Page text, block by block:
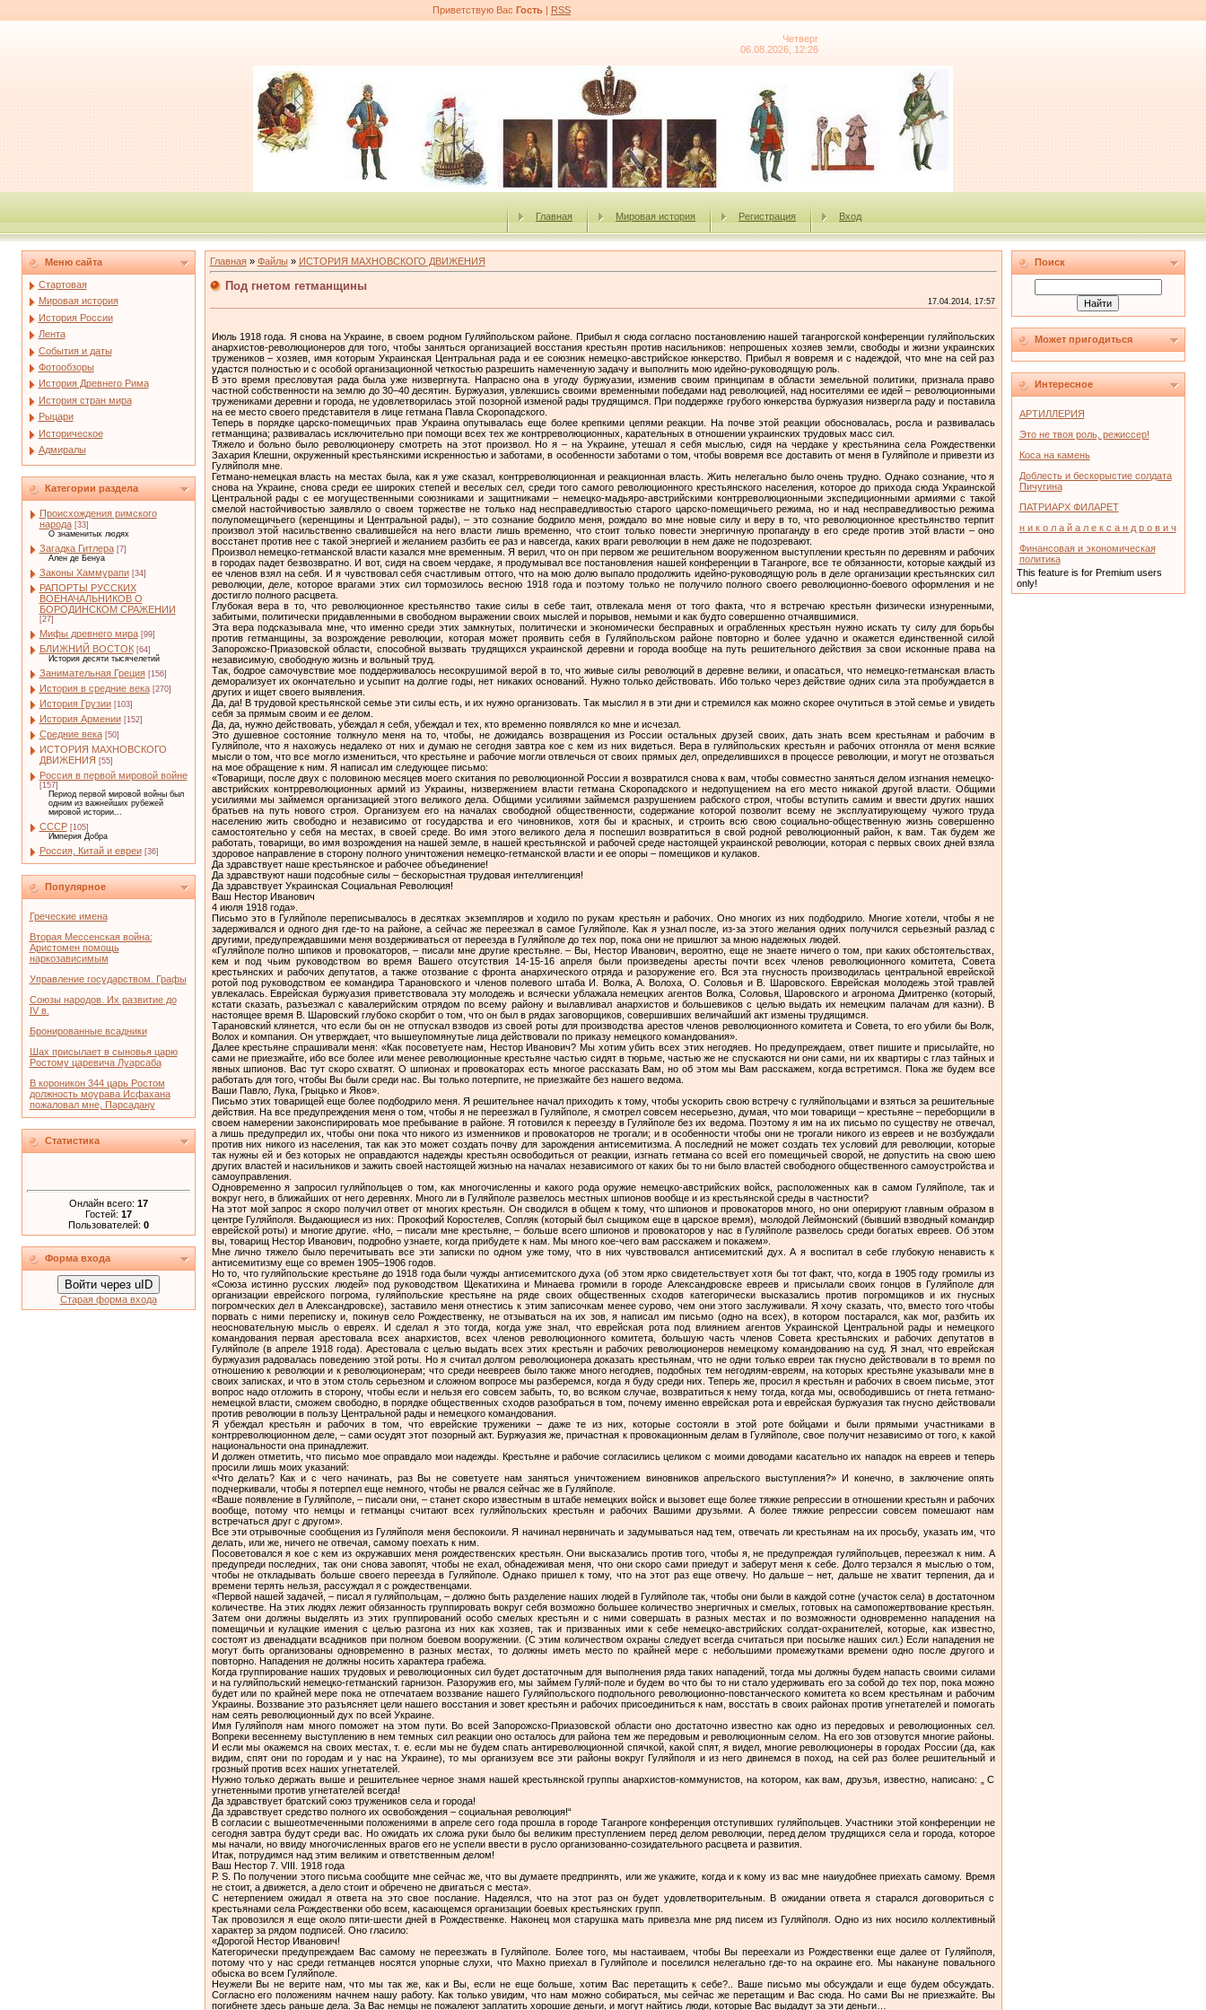
Приветствую Вас Гость | RSS
Четверг
06.08.2026, 12:26
Главная Мировая история Регистрация Вход
Меню сайта
Стартовая
Мировая история
История России
Лента
События и даты
Фотообзоры
История Древнего Рима
История стран мира
Рыцари
Историческое
Адмиралы
Категории раздела
Происхождения римского
народа [33]
О знаменитых людях
Загадка Гитлера [7]
Ален де Бенуа
Законы Хаммурапи [34]
РАПОРТЫ РУССКИХ
ВОЕНАЧАЛЬНИКОВ О
БОРОДИНСКОМ СРАЖЕНИИ
[27]
Мифы древнего мира [99]
БЛИЖНИЙ ВОСТОК [64]
История десяти тысячелетий
Занимательная Греция [156]
История в средние века [270]
История Грузии [103]
История Армении [152]
Средние века [50]
ИСТОРИЯ МАХНОВСКОГО
ДВИЖЕНИЯ [55]
Россия в первой мировой войне
[157]
Период первой мировой войны был
одним из важнейших рубежей
мировой истории...
СССР [105]
Империя Добра
Россия, Китай и евреи [36]
Популярное
Греческие имена
Вторая Мессенская война:
Аристомен помощь
наркозависимым
Управление государством. Графы
Союзы народов. Их развитие до
IV в.
Бронированные всадники
Шах присылает в сыновья царю
Ростому царевича Луарсаба
В короникон 344 царь Ростом
должность моурава Исфахана
пожаловал мне, Парсадану
Статистика
Онлайн всего: 17
Гостей: 17
Пользователей: 0
Форма входа
Войти через uID
Старая форма входа
Главная» Файлы» ИСТОРИЯ МАХНОВСКОГО ДВИЖЕНИЯ
Под гнетом гетманщины
17.04.2014, 17:57
Июль 1918 года. Я снова на Украине, в своем родном Гуляйпольском районе. Прибыл я сюда согласно постановлению нашей таганрогской конференции гуляйпольских
анархистов-революционеров для того, чтобы заняться организацией восстания крестьян против насильников: непрошеных хозяев земли, свободы и жизни украинских
тружеников – хозяев, имя которым Украинская Центральная рада и ее союзник немецко-австрийское юнкерство. Прибыл я вовремя и с надеждой, что мне на сей раз
удастся полностью и с особой организационной четкостью разрешить намеченную задачу и выполнить мою идейно-руководящую роль.
В это время пресловутая рада была уже низвергнута. Напрасно она в угоду буржуазии, изменив своим принципам в области земельной политики, признала право
частной собственности на землю до 30–40 десятин. Буржуазия, увлекшись своими временными победами над революцией, над носителями ее идей – революционными
тружениками деревни и города, не удовлетворилась этой позорной изменой рады трудящимся. При поддержке грубого юнкерства буржуазия низвергла раду и поставила
на ее место своего представителя в лице гетмана Павла Скоропадского.
Теперь в порядке царско-помещичьих прав Украина опутывалась еще более крепкими цепями реакции. На почве этой реакции обосновалась, росла и развивалась
гетманщина; развивалась исключительно при помощи всех тех же контрреволюционных, карательных в отношении украинских трудовых масс сил.
Тяжело и больно было революционеру смотреть на этот произвол. Но я – на Украине, утешал я себя мыслью, сидя на чердаке у крестьянина села Рождественки
Захария Клешни, окруженный крестьянскими искренностью и заботами, в особенности заботами о том, чтобы вовремя все доставить от меня в Гуляйполе и привезти из
Гуляйполя мне.
Гетмано-немецкая власть на местах была, как я уже сказал, контрреволюционная и реакционная власть. Жить нелегально было очень трудно. Однако сознание, что я
снова на Украине, снова среди ее широких степей и веселых сел, среди того самого революционного крестьянского населения, которое до прихода сюда Украинской
Центральной рады с ее могущественными союзниками и защитниками – немецко-мадьяро-австрийскими контрреволюционными экспедиционными армиями с такой
смелой настойчивостью заявляло о своем торжестве не только над несправедливостью старого царско-помещичьего режима, но и над несправедливостью режима
полупомещичьего (керенщины и Центральной рады), – это сознание бодрило меня, рождало во мне новые силу и веру в то, что революционное крестьянство терпит
произвол этой насильственно свалившейся на него власти лишь временно, что стоит только повести энергичную пропаганду в его среде против этой власти – оно
восстанет против нее с такой энергией и желанием разбить ее раз и навсегда, каких враги революции в нем даже не подозревают.
Произвол немецко-гетманской власти казался мне временным. Я верил, что он при первом же решительном вооруженном выступлении крестьян по деревням и рабочих
в городах падет безвозвратно. И вот, сидя на своем чердаке, я продумывал все постановления нашей конференции в Таганроге, все те обязанности, которые каждый из
ее членов взял на себя. И я чувствовал себя счастливым оттого, что на мою долю выпало продолжить идейно-руководящую роль в деле организации крестьянских сил
революции, деле, которое врагами этих сил тормозилось весною 1918 года и поэтому только не получило полного своего революционно-боевого оформления и не
достигло полного расцвета.
Глубокая вера в то, что революционное крестьянство такие силы в себе таит, отвлекала меня от того факта, что я встречаю крестьян физически изнуренными,
забитыми, политически придавленными в свободном выражении своих мыслей и порывов, немыми и как будто совершенно отчаявшимися.
Эта вера подсказывала мне, что именно среди этих замкнутых, политически и экономически бесправных и ограбленных крестьян нужно искать ту силу для борьбы
против гетманщины, за возрождение революции, которая может проявить себя в Гуляйпольском районе повторно и более удачно и окажется единственной силой
Запорожско-Приазовской области, способной вызвать трудящихся украинской деревни и города вообще на путь решительного действия за свои исконные права на
независимую, свободную жизнь и вольный труд.
Так, бодрое самочувствие мое поддерживалось несокрушимой верой в то, что живые силы революций в деревне велики, и опасаться, что немецко-гетманская власть
деморализует их окончательно и усыпит на долгие годы, нет никаких оснований. Нужно только действовать. Ибо только через действие одних сила эта пробуждается в
других и ищет своего выявления.
Да, да! В трудовой крестьянской семье эти силы есть, и их нужно организовать. Так мыслил я в эти дни и стремился как можно скорее очутиться в этой семье и увидеть
себя за прямым своим и ее делом.
Да, да, нужно действовать, убеждал я себя, убеждал и тех, кто временно появлялся ко мне и исчезал.
Это душевное состояние толкнуло меня на то, чтобы, не дожидаясь возвращения из России остальных друзей своих, дать знать всем крестьянам и рабочим в
Гуляйполе, что я нахожусь недалеко от них и думаю не сегодня завтра кое с кем из них видеться. Вера в гуляйпольских крестьян и рабочих отгоняла от меня всякие
мысли о том, что все могло измениться, что крестьяне и рабочие могли отвлечься от своих прямых дел, определившихся в процессе революции, и могут не отозваться
на мое обращение к ним. Я написал им следующее письмо:
«Товарищи, после двух с половиною месяцев моего скитания по революционной России я возвратился снова к вам, чтобы совместно заняться делом изгнания немецко-
австрийских контрреволюционных армий из Украины, низвержением власти гетмана Скоропадского и недопущением на его место никакой другой власти. Общими
усилиями мы займемся организацией этого великого дела. Общими усилиями займемся разрушением рабского строя, чтобы вступить самим и ввести других наших
братьев на путь нового строя. Организуем его на началах свободной общественности, содержание которой позволит всему не эксплуатирующему чужого труда
населению жить свободно и независимо от государства и его чиновников, хотя бы и красных, и строить всю свою социально-общественную жизнь совершенно
самостоятельно у себя на местах, в своей среде. Во имя этого великого дела я поспешил возвратиться в свой родной революционный район, к вам. Так будем же
работать, товарищи, во имя возрождения на нашей земле, в нашей крестьянской и рабочей среде настоящей украинской революции, которая с первых своих дней взяла
здоровое направление в сторону полного уничтожения немецко-гетманской власти и ее опоры – помещиков и кулаков.
Да здравствует наше крестьянское и рабочее объединение!
Да здравствуют наши подсобные силы – бескорыстная трудовая интеллигенция!
Да здравствует Украинская Социальная Революция!
Ваш Нестор Иванович
4 июля 1918 года».
Письмо это в Гуляйполе переписывалось в десятках экземпляров и ходило по рукам крестьян и рабочих. Оно многих из них подбодрило. Многие хотели, чтобы я не
задерживался и одного дня где-то на районе, а сейчас же переезжал в самое Гуляйполе. Как я узнал после, из-за этого желания одних получился серьезный разлад с
другими, предупреждавшими меня воздерживаться от переезда в Гуляйполе до тех пор, пока они не пришлют за мною надежных людей.
«Гуляйполе полно шпиков и провокаторов, – писали мне другие крестьяне. – Вы, Нестор Иванович, вероятно, еще не знаете ничего о том, при каких обстоятельствах,
кем и под чьим руководством во время Вашего отсутствия 14-15-16 апреля были произведены аресты почти всех членов революционного комитета, Совета
крестьянских и рабочих депутатов, а также отозвание с фронта анархического отряда и разоружение его. Вся эта гнусность производилась центральной еврейской
ротой под руководством ее командира Тарановского и членов полевого штаба И. Волка, А. Волоха, О. Соловья и В. Шаровского. Еврейская молодежь этой травлей
увлекалась. Еврейская буржуазия приветствовала эту молодежь и всячески ублажала немецких агентов Волка, Соловья, Шаровского и агронома Дмитренко (который,
кстати сказать, разъезжал с кавалерийским отрядом по всему району и вылавливал анархистов и большевиков с целью выдать их немецким палачам для казни). В
настоящее время В. Шаровский глубоко скорбит о том, что он был в рядах заговорщиков, совершивших величайший акт измены трудящимся.
Тарановский клянется, что если бы он не отпускал взводов из своей роты для производства арестов членов революционного комитета и Совета, то его убили бы Волк,
Волох и компания. Он утверждает, что вышеупомянутые лица действовали по приказу немецкого командования».
Далее крестьяне спрашивали меня: «Как посоветуете нам, Нестор Иванович? Мы хотим убить всех этих негодяев. Но предупреждаем, ответ пишите и присылайте, но
сами не приезжайте, ибо все более или менее революционные крестьяне частью сидят в тюрьме, частью же не спускаются ни они сами, ни их квартиры с глаз тайных и
явных шпионов. Вас тут скоро схватят. О шпионах и провокаторах есть многое рассказать Вам, но об этом мы Вам расскажем, когда встретимся. Пока же будем все
работать для того, чтобы Вы были среди нас. Вы только потерпите, не приезжайте без нашего ведома.
Ваши Павло, Лука, Грыцько и Яков».
Письмо этих товарищей еще более подбодрило меня. Я решительнее начал приходить к тому, чтобы ускорить свою встречу с гуляйпольцами и взяться за решительные
действия. На все предупреждения меня о том, чтобы я не переезжал в Гуляйполе, я смотрел совсем несерьезно, думая, что мои товарищи – крестьяне – переборщили в
своем намерении законспирировать мое пребывание в районе. Я готовился к переезду в Гуляйполе без их ведома. Поэтому я им на их письмо по существу не отвечал,
а лишь предупредил их, чтобы они пока что никого из изменников и провокаторов не трогали; и в особенности чтобы они не трогали никого из евреев и не возбуждали
против них никого из населения, так как это может создать почву для зарождения антисемитизма. А последний не может создать тех условий для революции, которые
так нужны ей и без которых не оправдаются надежды крестьян освободиться от реакции, изгнать гетмана со всей его помещичьей сворой, не допустить на свою шею
других властей и насильников и зажить своей настоящей жизнью на началах независимого от каких бы то ни было властей свободного общественного самоустройства и
самоуправления.
Одновременно я запросил гуляйпольцев о том, как многочисленны и какого рода оружие немецко-австрийских войск, расположенных как в самом Гуляйполе, так и
вокруг него, в ближайших от него деревнях. Много ли в Гуляйполе развелось местных шпионов вообще и из крестьянской среды в частности?
На этот мой запрос я скоро получил ответ от многих крестьян. Он сводился в общем к тому, что шпионов и провокаторов много, но они оперируют главным образом в
центре Гуляйполя. Выдающиеся из них: Прокофий Коростелев, Сопляк (который был сыщиком еще в царское время), молодой Леймонский (бывший взводный командир
еврейской роты) и многие другие. «Но, – писали мне крестьяне, – больше всего шпионов и провокаторов у нас в Гуляйполе развелось среди богатых евреев. Об этом
вы, товарищ Нестор Иванович, подробно узнаете, когда прибудете к нам. Мы много кое-чего вам расскажем и покажем».
Мне лично тяжело было перечитывать все эти записки по одном уже тому, что в них чувствовался антисемитский дух. А я воспитал в себе глубокую ненависть к
антисемитизму еще со времен 1905–1906 годов.
Но то, что гуляйпольские крестьяне до 1918 года были чужды антисемитского духа (об этом ярко свидетельствует хотя бы тот факт, что, когда в 1905 году громилы из
«Союза истинно русских людей» под руководством Щекатихина и Минаева громили в городе Александровске евреев и присылали своих гонцов в Гуляйполе для
организации еврейского погрома, гуляйпольские крестьяне на ряде своих общественных сходов категорически высказались против погромщиков и их гнусных
погромческих дел в Александровске), заставило меня отнестись к этим записочкам менее сурово, чем они этого заслуживали. Я хочу сказать, что, вместо того чтобы
порвать с ними переписку и, покинув село Рождественку, не отзываться на их зов, я написал им письмо (одно на всех), в котором постарался, как мог, разбить их
неосновательную мысль о евреях. И сделал я это тогда, когда уже знал, что еврейская рота под влиянием агентов Украинской Центральной рады и немецкого
командования первая арестовала всех анархистов, всех членов революционного комитета, большую часть членов Совета крестьянских и рабочих депутатов в
Гуляйполе (в апреле 1918 года). Арестовала с целью выдать всех этих крестьян и рабочих революционеров немецкому командованию на суд. Я знал, что еврейская
буржуазия радовалась поведению этой роты. Но я считал долгом революционера доказать крестьянам, что не одни только евреи так гнусно действовали в то время по
отношению к революции и к революционерам; что среди неевреев было также много негодяев, подобных тем негодяям-евреям, на которых крестьяне указывали мне в
своих записках, и что в этом столь серьезном и сложном вопросе мы разберемся, когда я буду среди них. Теперь же, просил я крестьян и рабочих в своем письме, этот
вопрос надо отложить в сторону, чтобы если и нельзя его совсем забыть, то, во всяком случае, возвратиться к нему тогда, когда мы, освободившись от гнета гетмано-
немецкой власти, сможем свободно, в порядке общественных сходов разобраться в том, почему именно еврейская рота и еврейская буржуазия так гнусно действовали
против революции в пользу Центральной рады и немецкого командования.
Я убеждал крестьян и рабочих в том, что еврейские труженики – даже те из них, которые состояли в этой роте бойцами и были прямыми участниками в
контрреволюционном деле, – сами осудят этот позорный акт. Буржуазия же, причастная к провокационным делам в Гуляйполе, свое получит независимо от того, к какой
национальности она принадлежит.
И должен отметить, что письмо мое оправдало мои надежды. Крестьяне и рабочие согласились целиком с моими доводами касательно их нападок на евреев и теперь
просили лишь моих указаний:
«Что делать? Как и с чего начинать, раз Вы не советуете нам заняться уничтожением виновников апрельского выступления?» И конечно, в заключение опять
подчеркивали, чтобы я потерпел еще немного, чтобы не рвался сейчас же в Гуляйполе.
«Ваше появление в Гуляйполе, – писали они, – станет скоро известным в штабе немецких войск и вызовет еще более тяжкие репрессии в отношении крестьян и рабочих
вообще, потому что немцы и гетманцы считают всех гуляйпольских крестьян и рабочих Вашими друзьями. А более тяжкие репрессии совсем помешают нам
встречаться друг с другом».
Все эти отрывочные сообщения из Гуляйполя меня беспокоили. Я начинал нервничать и задумываться над тем, отвечать ли крестьянам на их просьбу, указать им, что
делать, или же, ничего не отвечая, самому поехать к ним.
Посоветовался я кое с кем из окружавших меня рождественских крестьян. Они высказались против того, чтобы я, не предупреждая гуляйпольцев, переезжал к ним. А
предупреди последних, так они снова завопят, чтобы не ехал, обнадеживая меня, что они скоро сами приедут и заберут меня к себе. Долго терзался я мыслью о том,
чтобы не откладывать больше своего переезда в Гуляйполе. Однако пришел к тому, что на этот раз еще отвечу. Но дальше – нет, дальше не хватит терпения, да и
времени терять нельзя, рассуждал я с рождественцами.
«Первой нашей задачей, – писал я гуляйпольцам, – должно быть разделение наших людей в Гуляйполе так, чтобы они были в каждой сотне (участок села) в достаточном
количестве. На этих людях лежит обязанность группировать вокруг себя возможно большее количество энергичных и смелых, готовых на самопожертвование крестьян.
Затем они должны выделять из этих группирований особо смелых крестьян и с ними совершать в разных местах и по возможности одновременно нападения на
помещичьи и кулацкие имения с целью разгона из них как хозяев, так и призванных ими к себе немецко-австрийских солдат-охранителей, которые, как известно,
состоят из двенадцати всадников при полном боевом вооружении. (С этим количеством охраны следует всегда считаться при посылке наших сил.) Если нападения не
могут быть организованы одновременно в разных местах, то должны иметь место по крайней мере с небольшими промежутками времени одно после другого и
повторно. Нападения не должны носить характера грабежа.
Когда группирование наших трудовых и революционных сил будет достаточным для выполнения ряда таких нападений, тогда мы должны будем напасть своими силами
и на гуляйпольский немецко-гетманский гарнизон. Разоружив его, мы займем Гуляй-поле и будем во что бы то ни стало удерживать его за собой до тех пор, пока можно
будет или по крайней мере пока не отпечатаем воззвание нашего Гуляйпольского подпольного революционно-повстанческого комитета ко всем крестьянам и рабочим
Украины. Воззвание это разъясняет цели нашего восстания и зовет крестьян и рабочих присоединиться к нам, восстать в своих районах против угнетателей и помогать
нам сеять революционный дух по всей Украине.
Имя Гуляйполя нам много поможет на этом пути. Во всей Запорожско-Приазовской области оно достаточно известно как одно из передовых и революционных сел.
Вопреки весеннему выступлению в нем темных сил реакции оно осталось для района тем же передовым и революционным селом. На его зов отзовутся многие районы.
И если мы окажемся на своих местах, т. е. если мы не будем спать антиреволюционной спячкой, какой спят, я видел, многие революционеры в городах России (да, как
видим, спят они по городам и у нас на Украине), то мы организуем все эти районы вокруг Гуляйполя и из него двинемся в поход, на сей раз более решительный и
грозный против всех наших угнетателей.
Нужно только держать выше и решительнее черное знамя нашей крестьянской группы анархистов-коммунистов, на котором, как вам, друзья, известно, написано: „ С
угнетенными против угнетателей всегда!
Да здравствует братский союз тружеников села и города!
Да здравствует средство полного их освобождения – социальная революция!“
В согласии с вышеотмеченными положениями в апреле сего года прошла в городе Таганроге конференция отступивших гуляйпольцев. Участники этой конференции не
сегодня завтра будут среди вас. Но ожидать их сложа руки было бы великим преступлением перед делом революции, перед делом трудящихся села и города, которое
мы начали, но ввиду многочисленных врагов его не успели ввести в русло организованно-созидательного расцвета и развития.
Итак, потрудимся над этим великим и ответственным делом!
Ваш Нестор 7. VIII. 1918 года
Р. S. По получении этого письма сообщите мне сейчас же, что вы думаете предпринять, или же укажите, когда и к кому из вас мне наиудобнее приехать самому. Время
не стоит, а движется, а дело стоит и обречено не двигаться с места».
С нетерпением ожидал я ответа на это свое послание. Надеялся, что на этот раз он будет удовлетворительным. В ожидании ответа я старался договориться с
крестьянами села Рождественки обо всем, касающемся организации боевых крестьянских групп.
Так провозился я еще около пяти-шести дней в Рождественке. Наконец моя старушка мать привезла мне ряд писем из Гуляйполя. Одно из них носило коллективный
характер за рядом подписей. Оно гласило:
«Дорогой Нестор Иванович!
Категорически предупреждаем Вас самому не переезжать в Гуляйполе. Более того, мы настаиваем, чтобы Вы переехали из Рождественки еще далее от Гуляйполя,
потому что у нас среди гетманцев носятся упорные слухи, что Махно приехал в Гуляйполе и поселился нелегально где-то на окраине его. Мы накануне повального
обыска во всем Гуляйполе.
Неужели Вы не верите нам, что мы так же, как и Вы, если не еще больше, хотим Вас перетащить к себе?.. Ваше письмо мы обсуждали и еще будем обсуждать.
Согласно его положениям начнем нашу работу. Как только увидим, что нам можно собираться, мы сейчас же перетащим и Вас сюда. Но сами Вы не приезжайте. Вы
погибнете здесь раньше дела. За Вас немцы не пожалеют заплатить хорошие деньги, и могут найтись люди, которые Вас выдадут за эти деньги…
Поиск
Может пригодиться
Интересное
АРТИЛЛЕРИЯ
Это не твоя роль, режиссер!
Коса на камень
Доблесть и бескорыстие солдата
Пичугина
ПАТРИАРХ ФИЛАРЕТ
н и к о л а й а л е к с а н д р о в и ч
Финансовая и экономическая
политика
This feature is for Premium users
only!